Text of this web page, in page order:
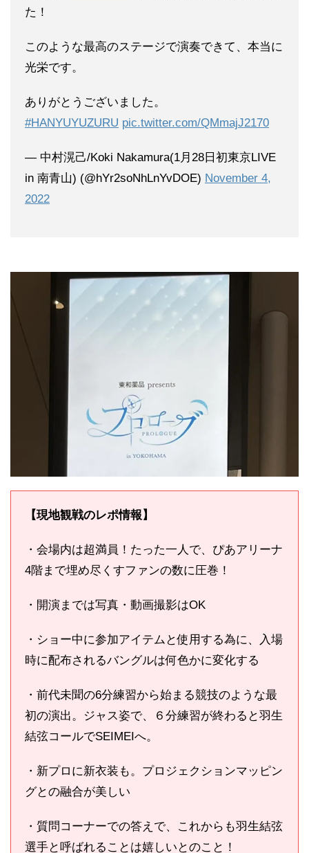
た！
このような最高のステージで演奏できて、本当に
光栄です。
ありがとうございました。
#HANYUYUZURU pic.twitter.com/QMmajJ2170
— 中村滉己/Koki Nakamura(1月28日初東京LIVE
in 南青山) (@hYr2soNhLnYvDOE) November 4,
2022
【現地観戦のレポ情報】
・会場内は超満員！たった一人で、ぴあアリーナ
4階まで埋め尽くすファンの数に圧巻！
・開演までは写真・動画撮影はOK
・ショー中に参加アイテムと使用する為に、入場
時に配布されるバングルは何色かに変化する
・前代未聞の6分練習から始まる競技のような最
初の演出。ジャス姿で、６分練習が終わると羽生
結弦コールでSEIMEIへ。
・新プロに新衣装も。プロジェクションマッピン
グとの融合が美しい
・質問コーナーでの答えで、これからも羽生結弦
選手と呼ばれることは嬉しいとのこと！